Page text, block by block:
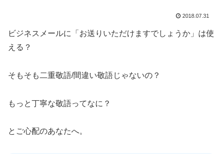
2018.07.31
ビジネスメールに「お送りいただけますでしょうか」は使
える？
そもそも二重敬語/間違い敬語じゃないの？
もっと丁寧な敬語ってなに？
とご心配のあなたへ。